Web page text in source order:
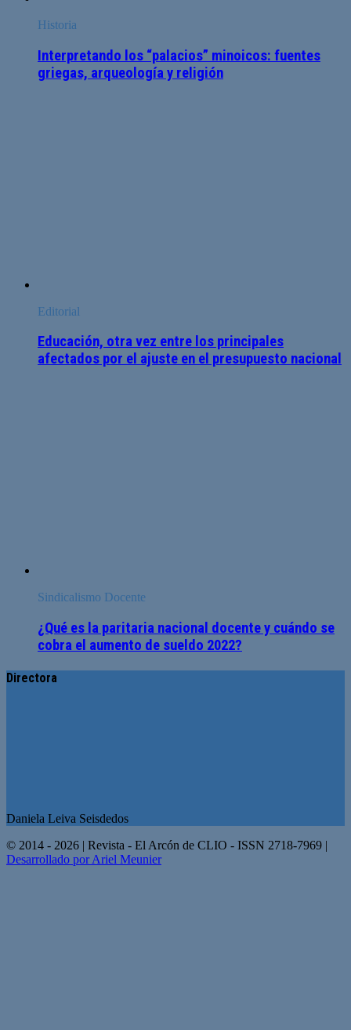
Historia
Interpretando los “palacios” minoicos: fuentes
griegas, arqueología y religión
Editorial
Educación, otra vez entre los principales
afectados por el ajuste en el presupuesto nacional
Sindicalismo Docente
¿Qué es la paritaria nacional docente y cuándo se
cobra el aumento de sueldo 2022?
Directora
Daniela Leiva Seisdedos
© 2014 - 2026 | Revista - El Arcón de CLIO - ISSN 2718-7969 |
Desarrollado por Ariel Meunier